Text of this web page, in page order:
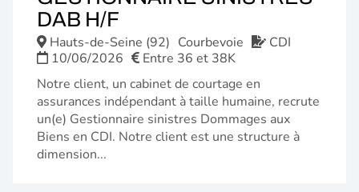
DAB H/F
FENÊTRE)
Hauts-de-Seine (92) Courbevoie
CDI
10/06/2026
Entre 36 et 38K
Notre client, un cabinet de courtage en
assurances indépendant à taille humaine, recrute
un(e) Gestionnaire sinistres Dommages aux
Biens en CDI. Notre client est une structure à
dimension...